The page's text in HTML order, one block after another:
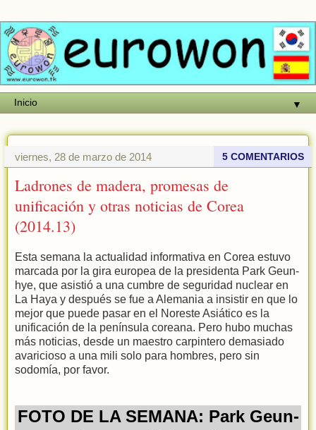
▼
viernes, 28 de marzo de 2014 5 COMENTARIOS
Ladrones de madera, promesas de
unificación y otras noticias de Corea
(2014.13)
Esta semana la actualidad informativa en Corea estuvo
marcada por la gira europea de la presidenta Park Geun-
hye, que asistió a una cumbre de seguridad nuclear en
La Haya y después se fue a Alemania a insistir en que lo
mejor que puede pasar en el Noreste Asiático es la
unificación de la península coreana. Pero hubo muchas
más noticias, desde un maestro carpintero demasiado
avaricioso a una mili solo para hombres, pero sin
sodomía, por favor.
FOTO DE LA SEMANA: Park Geun-